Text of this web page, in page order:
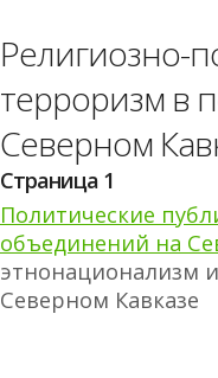
Религиозно-
терроризм в
Северном
Страница 1
Политические
объединений на
этнонационализм
Северном Кавказе